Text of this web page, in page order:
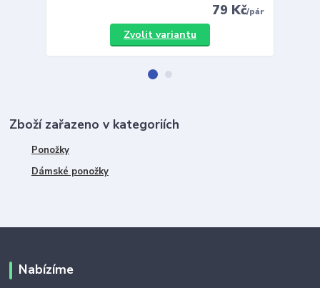
79 Kč/pár
Zvolit variantu
Zboží zařazeno v kategoriích
Ponožky
Dámské ponožky
Nabízíme